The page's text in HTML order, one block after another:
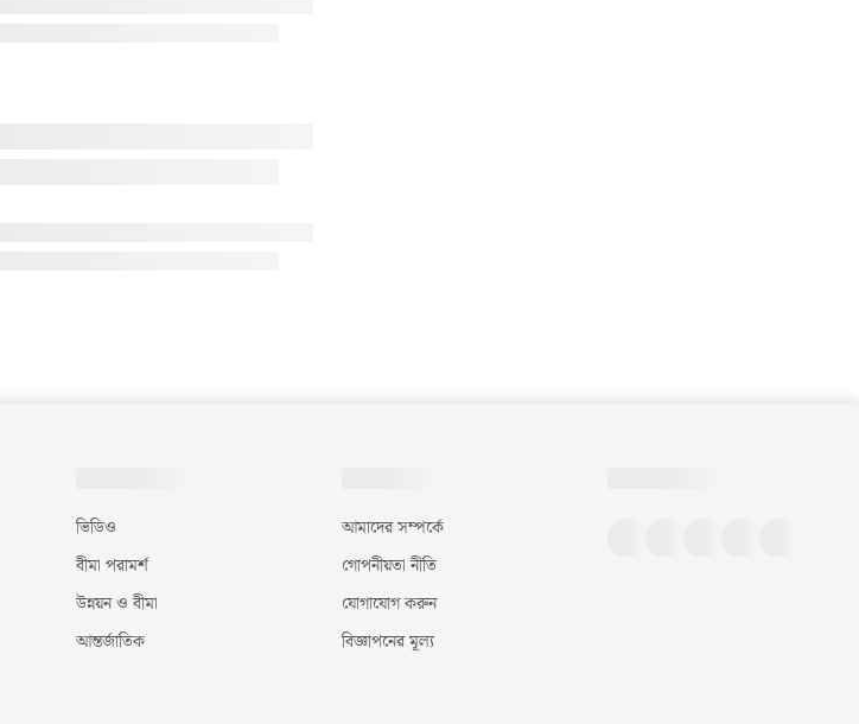
ভিডিও
বীমা পরামর্শ
উন্নয়ন ও বীমা
আন্তর্জাতিক
আমাদের সম্পর্কে
গোপনীয়তা নীতি
যোগাযোগ করুন
বিজ্ঞাপনের মূল্য